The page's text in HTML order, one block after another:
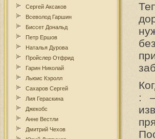
Сергей Аксаков
Всеволод Гаршин
Биссет Дональд
Петр Ершов
Наталья Дурова
Пройслер Отфрид
Гарин Николай
Льюис Кэролл
Сахаров Сергей
Лия Гераскина
Джекобс
Анне Вестли
Дмитрий Чехов
: